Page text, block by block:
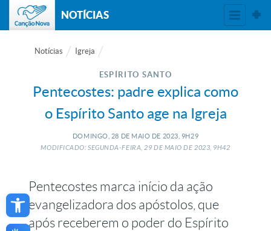
Open toolbar
NOTÍCIAS
Notícias Igreja
ESPÍRITO SANTO
Pentecostes: padre explica como
o Espírito Santo age na Igreja
DOMINGO, 28 DE MAIO DE 2023, 9H29
MODIFICADO: SEGUNDA-FEIRA, 29DE MAIO DE2023, 9H42
Pentecostes marca início da ação
evangelizadora dos apóstolos, que
após receberem o poder do Espírito